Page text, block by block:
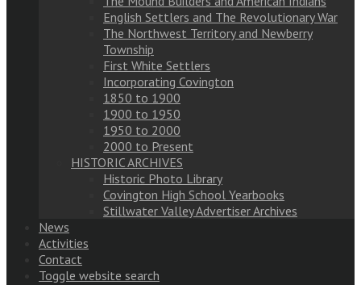
English Settlers and The Revolutionary War
The Northwest Territory and Newberry
Township
First White Settlers
Incorporating Covington
1850 to 1900
1900 to 1950
1950 to 2000
2000 to Present
HISTORIC ARCHIVES
Historic Photo Library
Covington High School Yearbooks
Stillwater Valley Advertiser Archives
News
Activities
Contact
Toggle website search